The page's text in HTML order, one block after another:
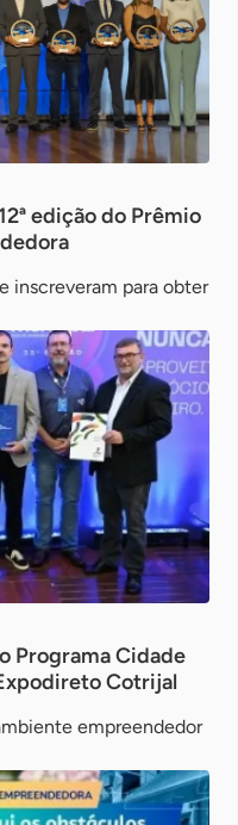
edição do Prêmio
inscreveram para obter
Programa Cidade
Cotrijal
empreendedor